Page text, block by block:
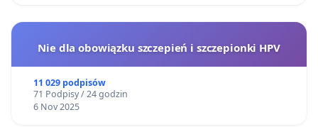
Nie dla obowiązku szczepień i szczepionki HPV
11 029 podpisów
71 Podpisy / 24 godzin
6 Nov 2025